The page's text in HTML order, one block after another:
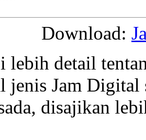
Download:
lebih detail
jenis Jam
disajikan